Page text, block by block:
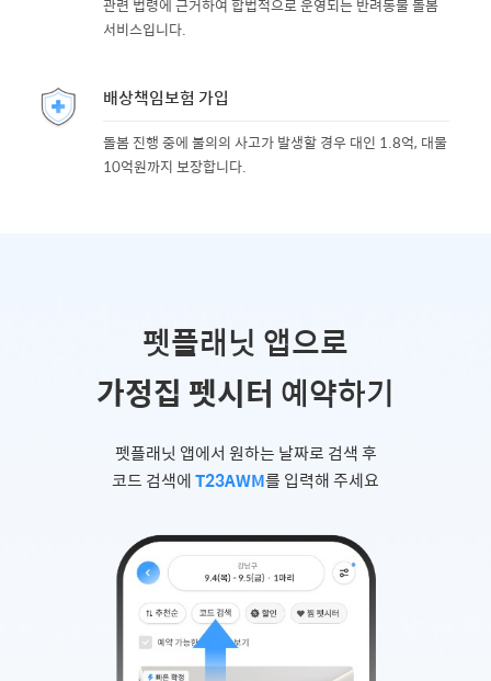
관련 법령에 근거하여 합법적으로 운영되는 반려동물 돌봄
서비스입니다.
배상책임보험 가입
돌봄 진행 중에 불의의 사고가 발생할 경우 대인 1.8억, 대물
10억원까지 보장합니다.
펫플래닛 앱으로
가정집 펫시터 예약하기
펫플래닛 앱에서 원하는 날짜로 검색 후
코드 검색에T23AWM를 입력해 주세요